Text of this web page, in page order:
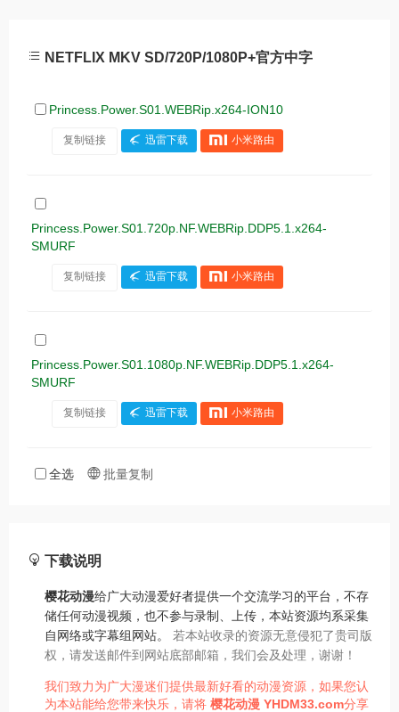
NETFLIX MKV SD/720P/1080P+官方中字
Princess.Power.S01.WEBRip.x264-ION10
复制链接 迅雷下载 小米路由
Princess.Power.S01.720p.NF.WEBRip.DDP5.1.x264-
SMURF
复制链接 迅雷下载 小米路由
Princess.Power.S01.1080p.NF.WEBRip.DDP5.1.x264-
SMURF
复制链接 迅雷下载 小米路由
全选 批量复制
下载说明
樱花动漫给广大动漫爱好者提供一个交流学习的平台，不存
储任何动漫视频，也不参与录制、上传，本站资源均系采集
自网络或字幕组网站。 若本站收录的资源无意侵犯了贵司版
权，请发送邮件到网站底部邮箱，我们会及处理，谢谢！
我们致力为广大漫迷们提供最新好看的动漫资源，如果您认
为本站能给您带来快乐，请将 樱花动漫 YHDM33.com分享